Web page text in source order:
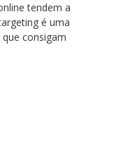
tendem a
é uma
consigam